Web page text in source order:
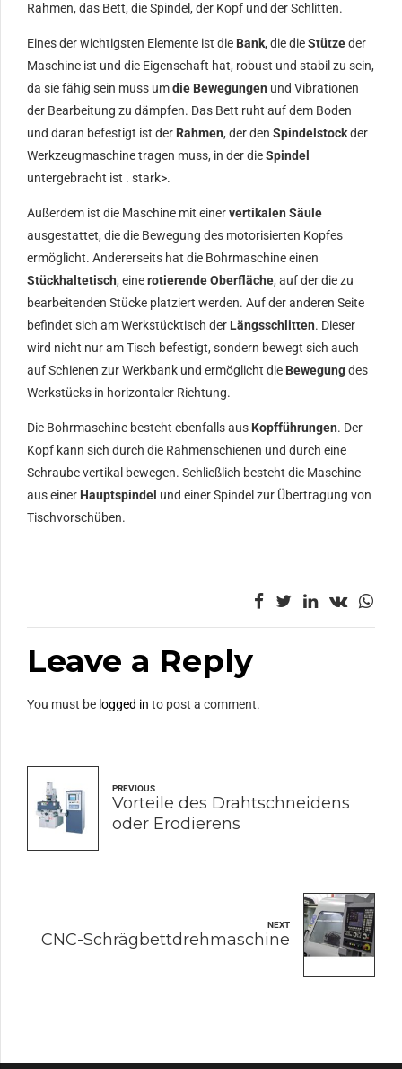
Rahmen, das Bett, die Spindel, der Kopf und der Schlitten.
Eines der wichtigsten Elemente ist die Bank, die dieStützeder
Maschine ist und die Eigenschaft hat, robust und stabil zu sein,
da sie fähig sein muss umdie Bewegungen und Vibrationen
der Bearbeitung zu dämpfen. Das Bett ruht auf dem Boden
und daran befestigt ist der Rahmen, der den Spindelstockder
Werkzeugmaschine tragen muss, in der dieSpindel
untergebracht ist . stark>.
Außerdem ist die Maschine mit einervertikalen Säule
ausgestattet, die die Bewegung des motorisierten Kopfes
ermöglicht. Andererseits hat die Bohrmaschine einen
Stückhaltetisch, einerotierende Oberfläche, auf der die zu
bearbeitenden Stücke platziert werden. Auf der anderen Seite
befindet sich am Werkstücktisch der Längsschlitten. Dieser
wird nicht nur am Tisch befestigt, sondern bewegt sich auch
auf Schienen zur Werkbank und ermöglicht die Bewegungdes
Werkstücks in horizontaler Richtung.
Die Bohrmaschine besteht ebenfalls aus Kopfführungen. Der
Kopf kann sich durch die Rahmenschienen und durch eine
Schraube vertikal bewegen. Schließlich besteht die Maschine
aus einer Hauptspindel und einer Spindel zur Übertragung von
Tischvorschüben.
Leave a Reply
You must be logged in to post a comment.
PREVIOUS
Vorteile des Drahtschneidens
oder Erodierens
NEXT
CNC-Schrägbettdrehmaschine